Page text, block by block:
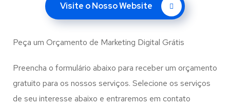
Visite o Nosso Website
Peça um Orçamento de Marketing Digital Grátis
Preencha o formulário abaixo para receber um orçamento
gratuito para os nossos serviços. Selecione os serviços
de seu interesse abaixo e entraremos em contato